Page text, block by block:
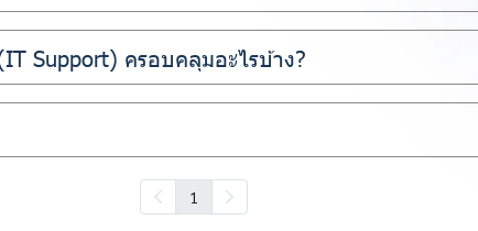
Support) ครอบคลุมอะไรบ้าง?
1